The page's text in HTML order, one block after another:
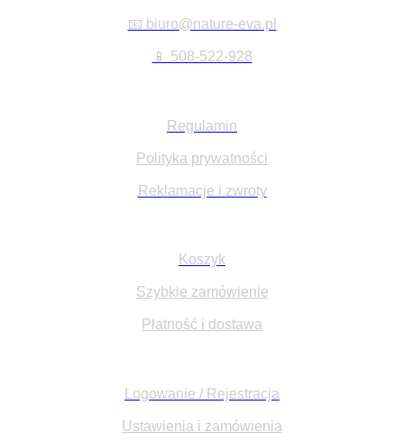
📧 biuro@nature-eva.pl
📱 508-522-928
Regulamin
Polityka prywatności
Reklamacje i zwroty
Koszyk
Szybkie zamówienie
Płatność i dostawa
Logowanie / Rejestracja
Ustawienia i zamówienia